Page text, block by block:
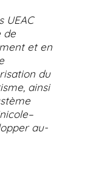
UEAC
de
et en
du
ainsi
au-